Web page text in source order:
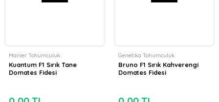
Manier Tohumculuk
Kuantum F1 Sırık Tane
Domates Fidesi
Genetika Tohumculuk
Bruno F1 Sırık Kahverengi
Domates Fidesi